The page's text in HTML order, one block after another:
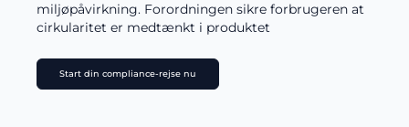
miljøpåvirkning. Forordningen sikre forbrugeren at
cirkularitet er medtænkt i produktet
Start din compliance-rejse nu